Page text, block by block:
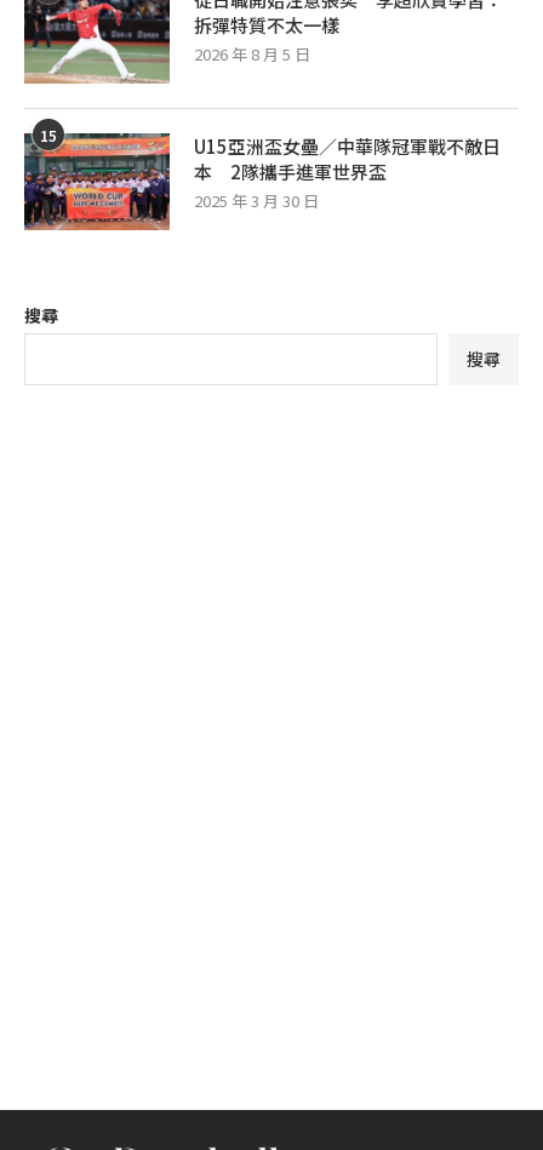
拆彈特質不太一樣
2026 年 8 月 5 日
15
U15亞洲盃女壘／中華隊冠軍戰不敵日
本 2隊攜手進軍世界盃
2025 年 3 月 30 日
搜尋
搜尋